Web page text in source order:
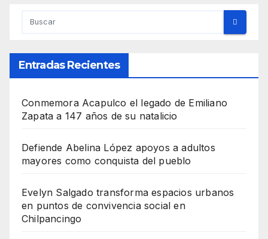
Entradas Recientes
Conmemora Acapulco el legado de Emiliano
Zapata a 147 años de su natalicio
Defiende Abelina López apoyos a adultos
mayores como conquista del pueblo
Evelyn Salgado transforma espacios urbanos
en puntos de convivencia social en
Chilpancingo